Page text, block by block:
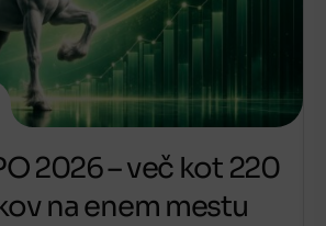
2026 – več kot 220
na enem mestu